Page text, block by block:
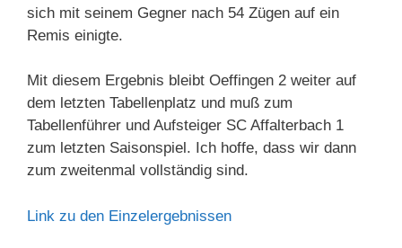
sich mit seinem Gegner nach 54 Zügen auf ein
Remis einigte.
Mit diesem Ergebnis bleibt Oeffingen 2 weiter auf
dem letzten Tabellenplatz und muß zum
Tabellenführer und Aufsteiger SC Affalterbach 1
zum letzten Saisonspiel. Ich hoffe, dass wir dann
zum zweitenmal vollständig sind.
Link zu den Einzelergebnissen